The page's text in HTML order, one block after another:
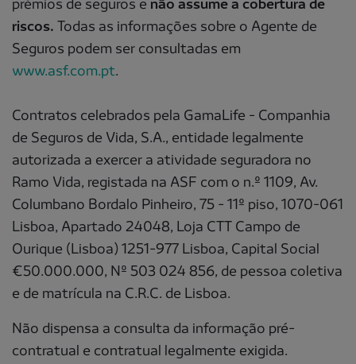
riscos. Todas as informações sobre o Agente de
Seguros podem ser consultadas em
www.asf.com.pt.
Contratos celebrados pela GamaLife - Companhia
de Seguros de Vida, S.A., entidade legalmente
autorizada a exercer a atividade seguradora no
Ramo Vida, registada na ASF com o n.º 1109, Av.
Columbano Bordalo Pinheiro, 75 - 11º piso, 1070-061
Lisboa, Apartado 24048, Loja CTT Campo de
Ourique (Lisboa) 1251-977 Lisboa, Capital Social
€50.000.000, Nº 503 024 856, de pessoa coletiva
e de matrícula na C.R.C. de Lisboa.
Não dispensa a consulta da informação pré-
contratual e contratual legalmente exigida.